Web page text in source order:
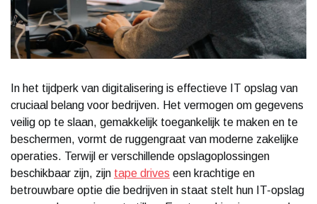
In het tijdperk van digitalisering is effectieve IT opslag van
cruciaal belang voor bedrijven. Het vermogen om gegevens
veilig op te slaan, gemakkelijk toegankelijk te maken en te
beschermen, vormt de ruggengraat van moderne zakelijke
operaties. Terwijl er verschillende opslagoplossingen
beschikbaar zijn, zijn tape drives een krachtige en
betrouwbare optie die bedrijven in staat stelt hun IT-opslag